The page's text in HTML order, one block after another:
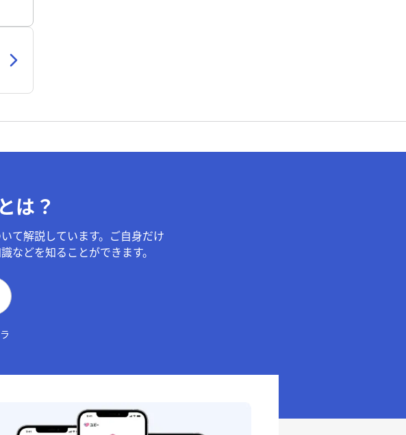
は？
て解説しています。ご自身だけ
などを知ることができます。